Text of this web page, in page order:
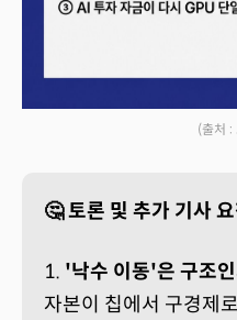
(출처 :
🤔 토론 및 추가 기사
1. '낙수 이동'은 구조
자본이 칩에서 구경제